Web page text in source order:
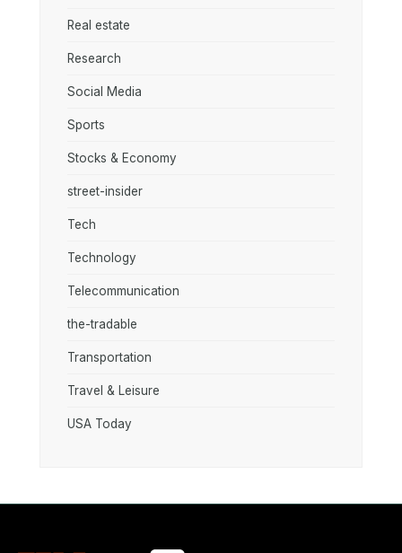
Real estate
Research
Social Media
Sports
Stocks & Economy
street-insider
Tech
Technology
Telecommunication
the-tradable
Transportation
Travel & Leisure
USA Today